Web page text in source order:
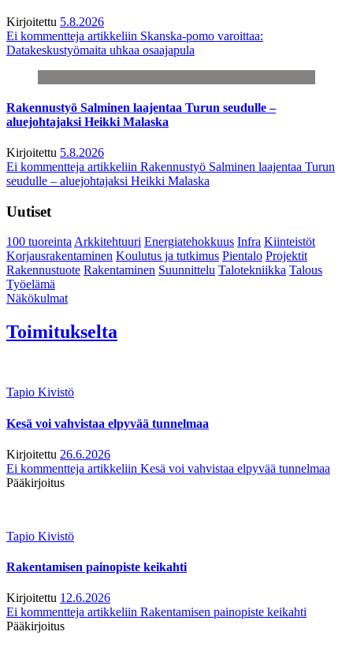
Kirjoitettu 5.8.2026
Ei kommentteja artikkeliin Skanska-pomo varoittaa:
Datakeskustyömaita uhkaa osaajapula
Rakennustyö Salminen laajentaa Turun seudulle –
aluejohtajaksi Heikki Malaska
Kirjoitettu 5.8.2026
Ei kommentteja artikkeliin Rakennustyö Salminen laajentaa Turun
seudulle – aluejohtajaksi Heikki Malaska
Uutiset
100 tuoreintaArkkitehtuuri Energiatehokkuus Infra Kiinteistöt
Korjausrakentaminen Koulutus ja tutkimus Pientalo Projektit
Rakennustuote Rakentaminen Suunnittelu Talotekniikka Talous
Työelämä
Näkökulmat
Toimitukselta
Tapio Kivistö
Kesä voi vahvistaa elpyvää tunnelmaa
Kirjoitettu 26.6.2026
Ei kommentteja artikkeliin Kesä voi vahvistaa elpyvää tunnelmaa
Pääkirjoitus
Tapio Kivistö
Rakentamisen painopiste keikahti
Kirjoitettu 12.6.2026
Ei kommentteja artikkeliin Rakentamisen painopiste keikahti
Pääkirjoitus